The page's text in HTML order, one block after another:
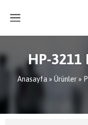
HP-3211
Anasayfa » Ürünler»